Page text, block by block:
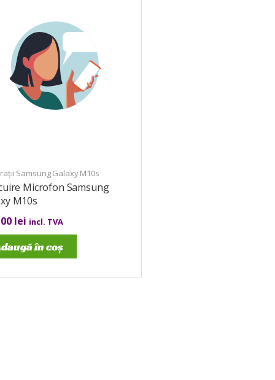
Samsung Galaxy M10s
Microfon Samsung
M10s
lei incl. TVA
în coș